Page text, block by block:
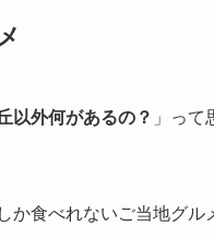
以外何があるの？ 」っ
か食べれないご当地グル